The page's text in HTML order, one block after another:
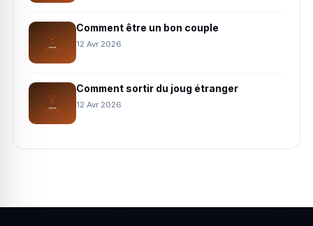
Comment être un bon couple
12 Avr 2026
Comment sortir du joug étranger
12 Avr 2026